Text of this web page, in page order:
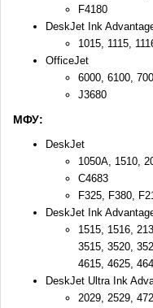
F4180
DeskJet Ink
1015, 1115,
OfficeJet
6000, 6100,
J3680
МФУ:
DeskJet
1050A, 1510,
C4683
F325, F380,
DeskJet Ink
1515, 1516,
3515, 3520,
4615, 4625,
DeskJet Ultra Ink
2029, 2529,